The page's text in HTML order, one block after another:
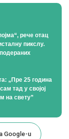
рече отац
пикслу.
„Пре 25 година
тад у својој
на свету”
Google-u